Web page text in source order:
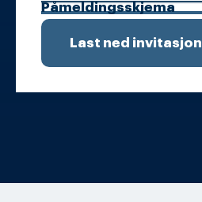
Påmeldingsskjema
Last ned invitasjon